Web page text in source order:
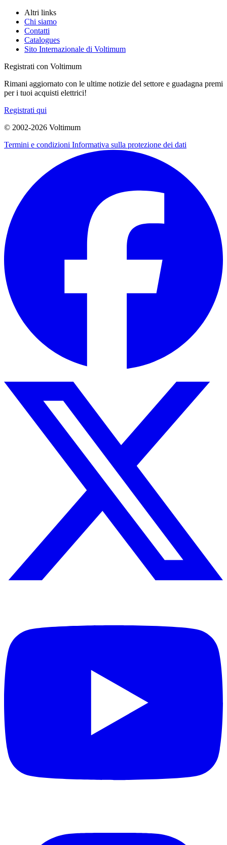
Altri links
Chi siamo
Contatti
Catalogues
Sito Internazionale di Voltimum
Registrati con Voltimum
Rimani aggiornato con le ultime notizie del settore e guadagna premi
per i tuoi acquisti elettrici!
Registrati qui
© 2002-2026 Voltimum
Termini e condizioni Informativa sulla protezione dei dati